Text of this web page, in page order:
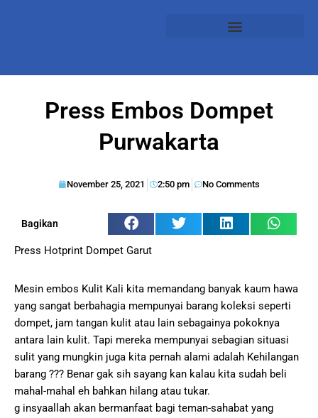
Press Embos Dompet
Purwakarta
November 25, 2021 2:50 pm No Comments
Bagikan
Press Hotprint Dompet Garut
Mesin embos Kulit Kali kita memandang banyak kaum hawa
yang sangat berbahagia mempunyai barang koleksi seperti
dompet, jam tangan kulit atau lain sebagainya pokoknya
antara lain kulit. Tapi mereka mempunyai sebagian situasi
sulit yang mungkin juga kita pernah alami adalah Kehilangan
barang ??? Benar gak sih sayang kan kalau kita sudah beli
mahal-mahal eh bahkan hilang atau tukar.
g insyaallah akan bermanfaat bagi teman-sahabat yang